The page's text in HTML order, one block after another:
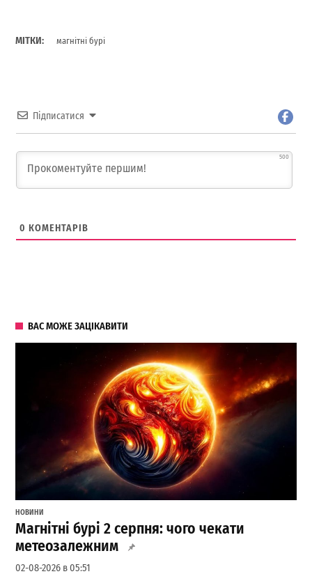
МІТКИ: магнітні бурі
Підписатися
500
0 КОМЕНТАРІВ
ВАС МОЖЕ ЗАЦІКАВИТИ
НОВИНИ
Магнітні бурі 2 серпня: чого чекати
метеозалежним
02-08-2026 в 05:51